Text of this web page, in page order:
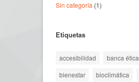
Sin categoría (1)
Etiquetas
accesibilidad
banca ética
bienestar
bioclimática